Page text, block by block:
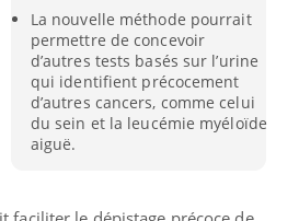
La nouvelle méthode pourrait
permettre de concevoir
d’autres tests basés sur l’urine
qui identifient précocement
d’autres cancers, comme celui
du sein et la leucémie myéloïde
aiguë.